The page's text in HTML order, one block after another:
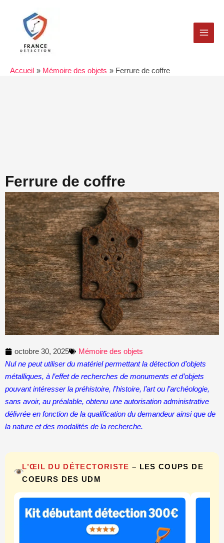
contenu
Accueil Mémoire des objets Ferrure de coffre
Ferrure de coffre
octobre 30, 2025
Mémoire des objets
Nul ne peut utiliser du matériel permettant la détection d’objets
métalliques, à l’effet de recherches de monuments et d’objets
pouvant intéresser la préhistoire, l’histoire, l’art ou l’archéologie,
sans avoir, au préalable, obtenu une autorisation administrative
délivrée en fonction de la qualification du demandeur ainsi que de
la nature et des modalités de la recherche.
L’ŒIL DU DÉTECTORISTE – LES COUPS DE
COEURS DES UDM